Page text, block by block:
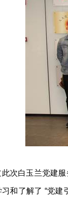
此次白玉兰党建
和了解了 “党建